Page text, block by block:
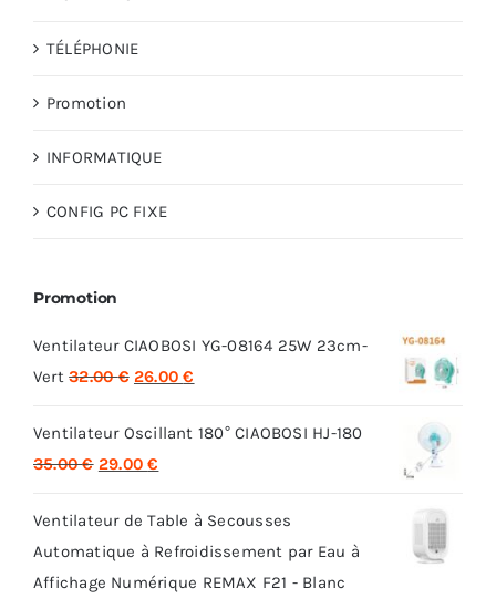
TÉLÉPHONIE
Promotion
INFORMATIQUE
CONFIG PC FIXE
Promotion
Ventilateur CIAOBOSI YG-08164 25W 23cm-
Vert 32.00€ Le
initial
était :
26.00€
actuel
Ventilateur Oscillant 180° CIAOBOSI HJ-180
35.00€ Le
initial
était :
35.00 €.
29.00€
actuel
est :
29.00 €.
Ventilateur de Table à Secousses
Automatique à Refroidissement par Eau à
Affichage Numérique REMAX F21 - Blanc